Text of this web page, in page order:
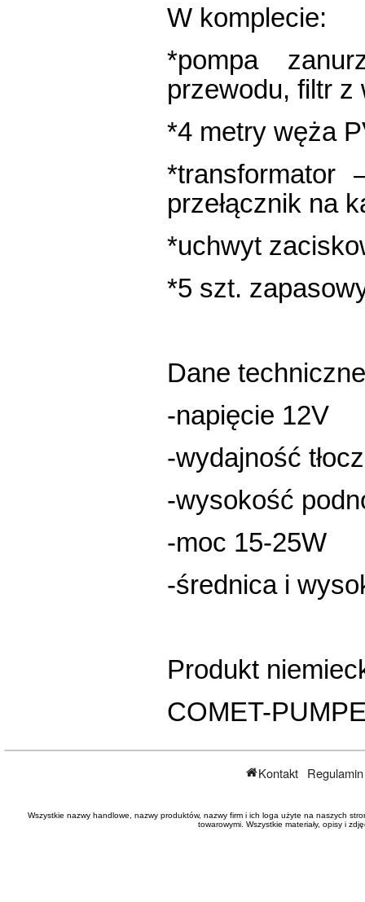
W komplecie:
*pompa
przewodu, filtr z
*4 metry węża
*transformator
przełącznik na
*uchwyt
*5 szt.
Dane
-napięcie 12V
-wydajność
-wysokość
-moc 15-25W
-średnica i
Produkt
COMET-
Kontakt
Wszystkie nazwy handlowe, nazwy produktów, nazwy firm i ich loga użyte na naszych
towarowymi. Wszystkie materiały, opisy i